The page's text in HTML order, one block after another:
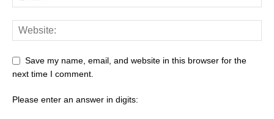
Save my name, email, and website in this browser for the
next time I comment.
Please enter an answer in digits: